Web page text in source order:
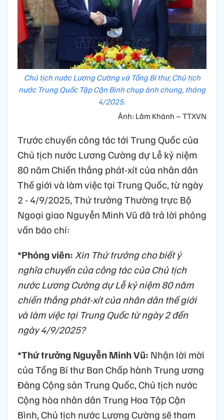
Chủ tịch nước Lương Cường và Tổng Bí thư, Chủ tịch
nước Trung Quốc Tập Cận Bình chụp ảnh chung, tháng
4/2025.
Ảnh: Lâm Khánh – TTXVN
Trước chuyến công tác tới Trung Quốc của
Chủ tịch nước Lương Cường dự Lễ kỷ niệm
80 năm Chiến thắng phát-xít của nhân dân
Thế giới và làm việc tại Trung Quốc, từ ngày
2 - 4/9/2025, Thứ trưởng Thường trực Bộ
Ngoại giao Nguyễn Minh Vũ đã trả lời phỏng
vấn báo chí:
*Phóng viên: Xin Thứ trưởng cho biết ý
nghĩa chuyến của công tác của Chủ tịch
nước Lương Cường dự Lễ kỷ niệm 80 năm
chiến thắng phát-xít của nhân dân thế giới
và làm việc tại Trung Quốc từ ngày 2 đến
ngày 4/9/2025?
*Thứ trưởng Nguyễn Minh Vũ: Nhận lời mời
của Tổng Bí thư Ban Chấp hành Trung ương
Đảng Cộng sản Trung Quốc, Chủ tịch nước
Cộng hòa nhân dân Trung Hoa Tập Cận
Bình, Chủ tịch nước Lương Cường sẽ tham